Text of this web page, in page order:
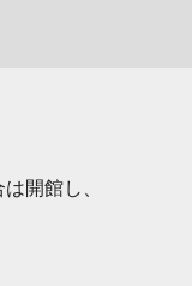
開館し、